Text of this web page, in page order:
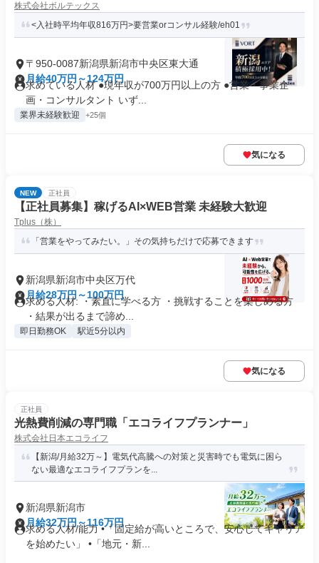
株式会社ボルテックス
<入社時平均年収816万円>要営業orコンサル経験/eh01
〒950-0087新潟県新潟市中央区東大通
月給40万円～124万円
求めている人材 ●現年収が700万円以上の方 ●営業・事業企
画・コンサルタント いず...
業界未経験歓迎 +25個
気になる
NEW 正社員
【正社員募集】稼げるAI×WEB営業 未経験大歓迎
Tplus（株）
「営業をやってみたい。」その気持ちだけで応募できます
新潟県新潟市中央区万代
月給28万円～100万円
求める人材: ・素直に学べる方 ・挑戦することを楽しめる方
・結果が出るまで諦め...
即日勤務OK 駅近5分以内
気になる
正社員
光熱費削減の専門職「エコライフプランナー」
株式会社日本エコライフ
【新潟/月給32万～】電気代高騰への対策と災害時でも電気に困ら
ない最適なエコライフプランを...
新潟県新潟市
月給32万円～116万円
求める人材/能力 •「固定給が高いところで、安心してキャリア
を始めたい」 •「地元・新...